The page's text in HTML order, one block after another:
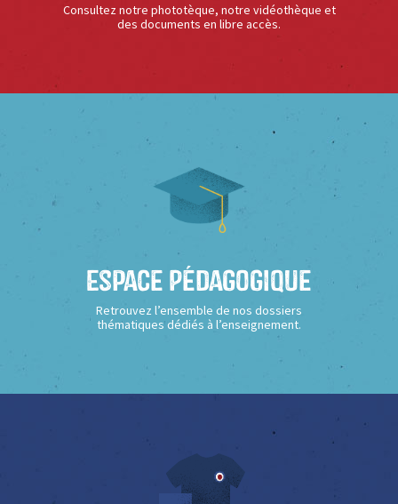
Consultez notre phototèque, notre vidéothèque et
des documents en libre accès.
Espace Pédagogique
Retrouvez l’ensemble de nos dossiers
thématiques dédiés à l’enseignement.